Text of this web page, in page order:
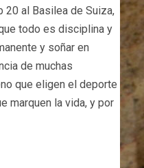
20 al Basilea de Suiza,
todo es disciplina y
y soñar en
de muchas
que eligen el deporte
marquen la vida, y por